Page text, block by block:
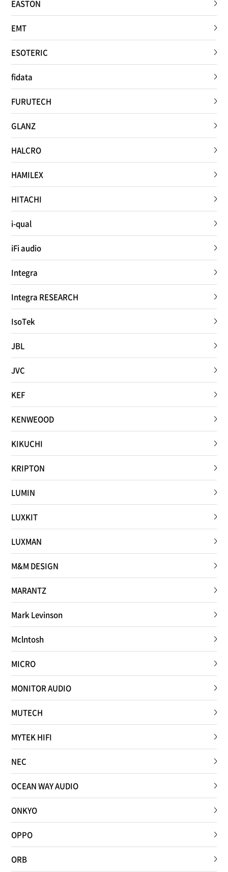
EASTON
EMT
ESOTERIC
fidata
FURUTECH
GLANZ
HALCRO
HAMILEX
HITACHI
i-qual
iFi audio
Integra
Integra RESEARCH
IsoTek
JBL
JVC
KEF
KENWEOOD
KIKUCHI
KRIPTON
LUMIN
LUXKIT
LUXMAN
M&M DESIGN
MARANTZ
Mark Levinson
Mclntosh
MICRO
MONITOR AUDIO
MUTECH
MYTEK HIFI
NEC
OCEAN WAY AUDIO
ONKYO
OPPO
ORB